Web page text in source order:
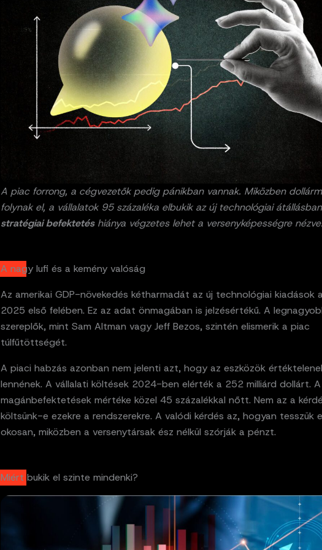
A piac forrong, a cégvezetők pedig pánikban vannak. Miközben
folynak el, a vállalatok 95 százaléka elbukik az új technológiai
stratégiai befektetéshiánya végzetes lehet a versenyképességre
A nagy lufi és a kemény valóság
Az amerikai GDP-növekedés kétharmadát az új technológiai kiadások
2025 első felében. Ez az adat önmagában is jelzésértékű. A
szereplők, mint Sam Altman vagy Jeff Bezos, szintén elismerik a piac
túlfűtöttségét.
A piaci habzás azonban nem jelenti azt, hogy az eszközök
lennének. A vállalati költések 2024-ben elérték a 252 milliárd dollárt. A
magánbefektetések mértéke közel 45 százalékkal nőtt. Nem az a
költsünk-e ezekre a rendszerekre. A valódi kérdés az, hogyan tesszük
okosan, miközben a versenytársak ész nélkül szórják a pénzt.
Miért bukik el szinte mindenki?